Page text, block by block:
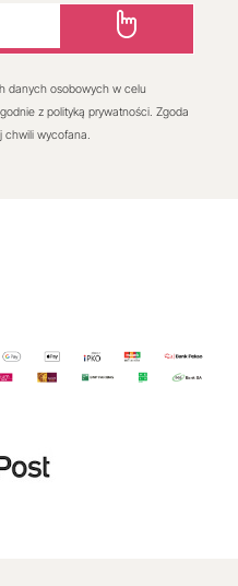
danych osobowych w celu
z polityką prywatności. Zgoda
chwili wycofana.